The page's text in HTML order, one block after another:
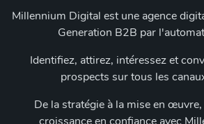
Millennium Digital est une agence
Generation B2B par
Identifiez, attirez, intéressez et
prospects sur tous les
De la stratégie à la mise en